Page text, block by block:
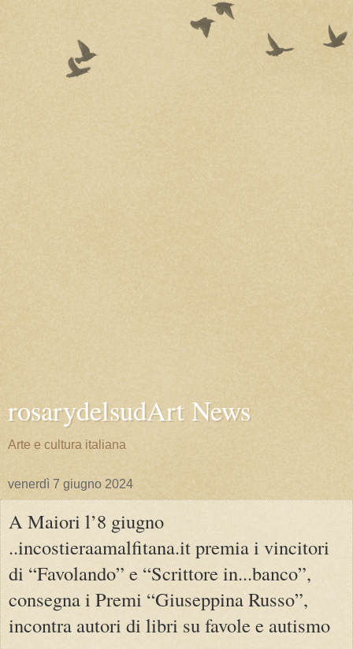
rosarydelsudArt News
Arte e cultura italiana
venerdì 7 giugno 2024
A Maiori l’8 giugno
..incostieraamalfitana.it premia i vincitori
di “Favolando” e “Scrittore in...banco”,
consegna i Premi “Giuseppina Russo”,
incontra autori di libri su favole e autismo